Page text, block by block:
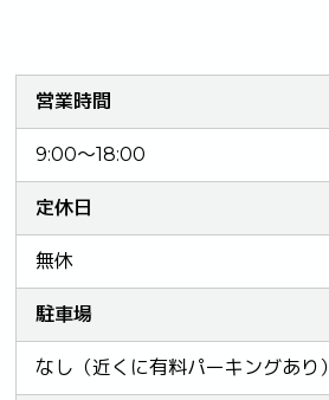
営業時間
9:00～18:00
定休日
無休
駐車場
なし（近くに有料パーキングあり）